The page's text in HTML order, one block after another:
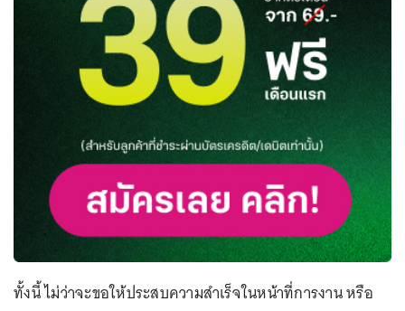
ทั้งนี้ ไม่ว่าจะขอให้ประสบความสำเร็จในหน้าที่การงาน หรือ